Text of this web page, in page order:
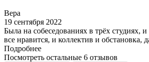
Вера
19 сентября 2022
Была на собеседованиях в трёх студиях, и
все нравится, и коллектив и обстановка,
Подробнее
Посмотреть остальные 6 отзывов